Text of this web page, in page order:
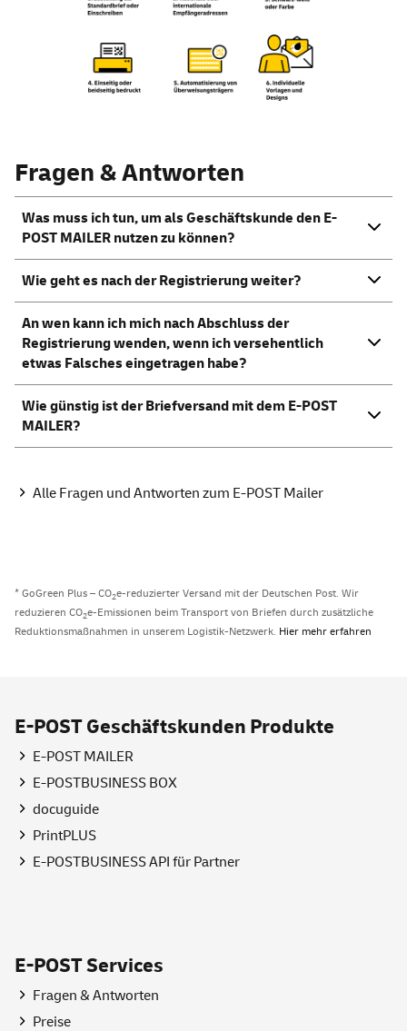
Fragen & Antworten
Was muss ich tun, um als Geschäftskunde den E-
POST MAILER nutzen zu können?
Wie geht es nach der Registrierung weiter?
An wen kann ich mich nach Abschluss der
Registrierung wenden, wenn ich versehentlich
etwas Falsches eingetragen habe?
Wie günstig ist der Briefversand mit dem E-POST
MAILER?
Alle Fragen und Antworten zum E-POST Mailer
* GoGreen Plus – CO2e-reduzierter Versand mit der Deutschen Post. Wir
reduzieren CO2e-Emissionen beim Transport von Briefen durch zusätzliche
Reduktionsmaßnahmen in unserem Logistik-Netzwerk. Hier mehr erfahren
E-POST Geschäftskunden Produkte
E-POST MAILER
E-POSTBUSINESS BOX
docuguide
PrintPLUS
E-POSTBUSINESS API für Partner
E-POSTServices
Fragen & Antworten
Preise